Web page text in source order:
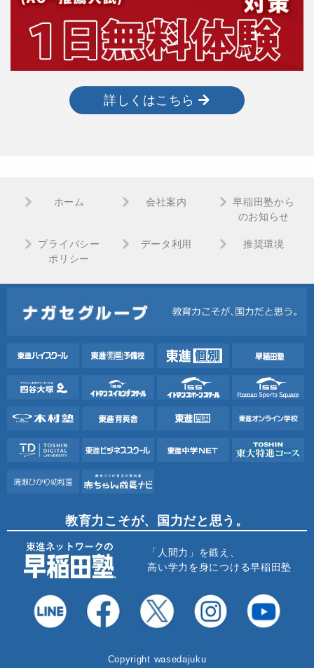
詳しくはこちら
ホーム 会社案内
早稲田塾から
のお知らせ
プライバシー
ポリシー
データ利用 推奨環境
教育力こそが、国力だと思う。
「人間力」を鍛え、
高い学力を身につける早稲田塾
Copyright wasedajuku